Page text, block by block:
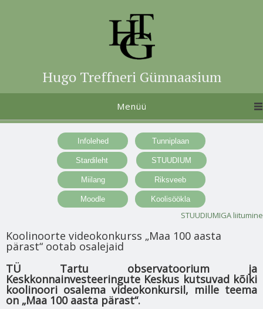
Hugo Treffneri Gümnaasium
Menüü
STUUDIUMIGA liitumine
Koolinoorte videokonkurss „Maa 100 aasta
pärast“ ootab osalejaid
TÜ Tartu observatoorium ja
Keskkonnainvesteeringute Keskus kutsuvad kõiki
koolinoori osalema videokonkursil, mille teema
on „Maa 100 aasta pärast“.